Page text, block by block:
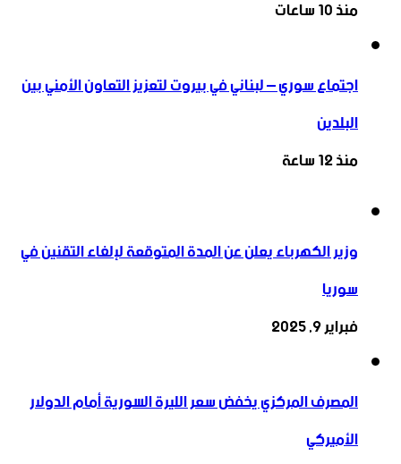
منذ 10 ساعات
اجتماع سوري – لبناني في بيروت لتعزيز التعاون ‏الأمني ‏بين
البلدين
منذ 12 ساعة
وزير الكهرباء يعلن عن المدة المتوقعة لإلغاء التقنين في
سوريا
فبراير 9, 2025
المصرف المركزي يخفض سعر الليرة السورية أمام الدولار
الأميركي